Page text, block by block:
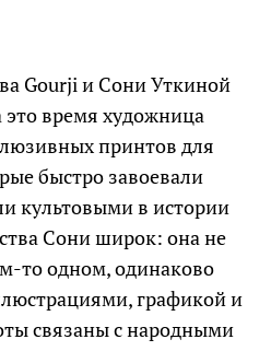
Gourji и Сони Уткиной
это время художница
принтов для
быстро завоевали
культовыми в истории
Сони широк: она не
то одном, одинаково
графикой и
связаны с народными